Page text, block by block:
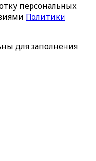
персональных
Политики
для заполнения